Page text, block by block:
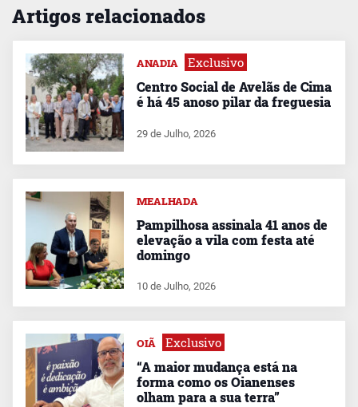
Artigos relacionados
ANADIA Exclusivo
Centro Social de Avelãs de Cima
é há 45 anoso pilar da freguesia
29 de Julho, 2026
MEALHADA
Pampilhosa assinala 41 anos de
elevação a vila com festa até
domingo
10 de Julho, 2026
OIÃ Exclusivo
“A maior mudança está na
forma como os Oianenses
olham para a sua terra”